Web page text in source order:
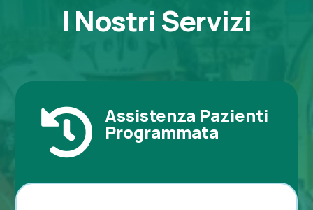
I Nostri Servizi
 Assistenza Pazienti
Programmata